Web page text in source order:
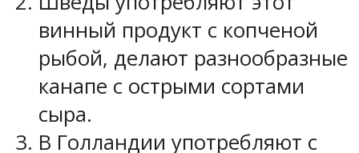
винный продукт с копченой
рыбой, делают разнообразные
канапе с острыми сортами
сыра.
В Голландии употребляют с